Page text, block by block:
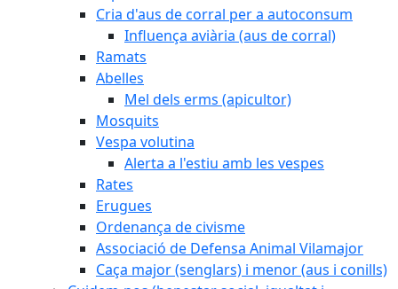
Cria d'aus de corral per a autoconsum
Influença aviària (aus de corral)
Ramats
Abelles
Mel dels erms (apicultor)
Mosquits
Vespa volutina
Alerta a l'estiu amb les vespes
Rates
Erugues
Ordenança de civisme
Associació de Defensa Animal Vilamajor
Caça major (senglars) i menor (aus i conills)